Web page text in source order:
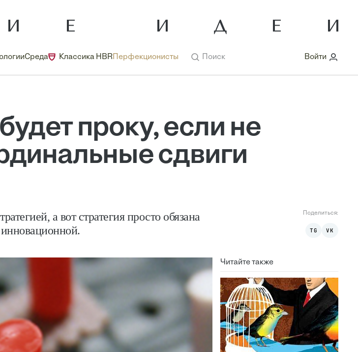
Среда Классика HBR Перфекционисты Поиск Войти
проку, если не
сдвиги
а вот стратегия просто обязана
Поделиться:
TG VK
Читайте также